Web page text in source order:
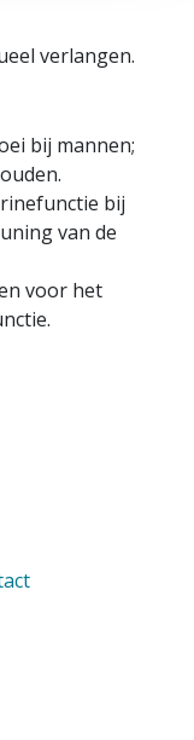
verlangen.
bij mannen;
bij
van de
voor het